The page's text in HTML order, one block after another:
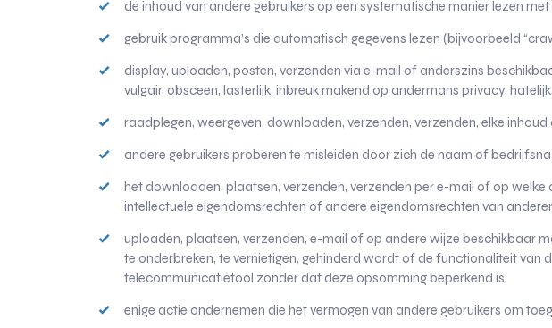
de inhoud van andere gebruikers op een systematische manier lezen
gebruik programma’s die automatisch gegevens lezen (bijvoorbeeld
display, uploaden, posten, verzenden via e-mail of anderszins
vulgair, obsceen, lasterlijk, inbreuk makend op andermans privacy,
raadplegen, weergeven, downloaden, verzenden, verzenden, elke
andere gebruikers proberen te misleiden door zich de naam of
het downloaden, plaatsen, verzenden, verzenden per e-mail of op
intellectuele eigendomsrechten of andere eigendomsrechten van
uploaden, plaatsen, verzenden, e-mail of op andere wijze beschikbaar
te onderbreken, te vernietigen, gehinderd wordt of de functionaliteit
telecommunicatietool zonder dat deze opsomming beperkend is;
enige actie ondernemen die het vermogen van andere gebruikers om